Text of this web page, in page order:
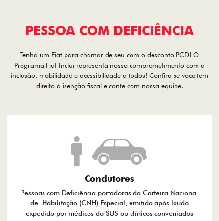
PESSOA COM DEFICIÊNCIA
Tenha um Fiat para chamar de seu com o desconto PCD! O
Programa Fiat Inclui representa nosso comprometimento com a
inclusão, mobilidade e acessibilidade a todos! Confira se você tem
direito à isenção fiscal e conte com nossa equipe.
Condutores
Pessoas com Deficiência portadoras da Carteira Nacional
de Habilitação (CNH) Especial, emitida após laudo
expedido por médicos do SUS ou clínicos conveniados